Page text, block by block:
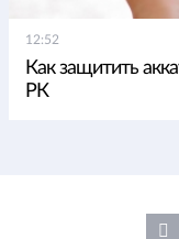
12:52
Как защитить
РК